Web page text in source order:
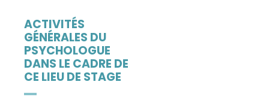
ACTIVITÉS
GÉNÉRALES DU
PSYCHOLOGUE
DANS LE CADRE DE
CE LIEU DE STAGE